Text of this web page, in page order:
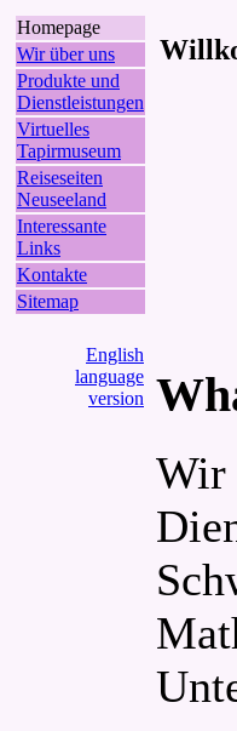
Homepage
Wir über uns
Produkte und
Dienstleistungen
Virtuelles
Tapirmuseum
Reiseseiten
Neuseeland
Interessante
Links
Kontakte
Sitemap
English
language
version
Wir